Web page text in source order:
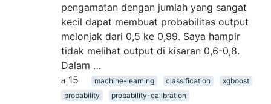
pengamatan dengan jumlah yang sangat
kecil dapat membuat probabilitas output
melonjak dari 0,5 ke 0,99. Saya hampir
tidak melihat output di kisaran 0,6-0,8.
Dalam …
15
machine-learning classification
xgboost
probability
probability-calibration